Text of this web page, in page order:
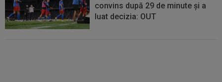
convins după 29 de minute și a
luat decizia: OUT